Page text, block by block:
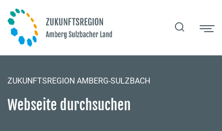
Zur Navigation springen
Zum Inhalt springen
Zum Fußbereich springen
ZUKUNFTSREGION AMBERG-SULZBACH
Webseite durchsuchen